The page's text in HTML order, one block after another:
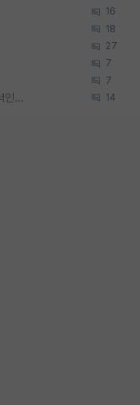
16
18
27
7
7
박사진학하기에 2억은 괜찮은 (?) 정도의 경제력인가요 14